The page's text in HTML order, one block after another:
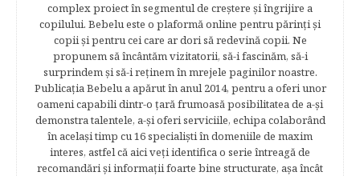
complex proiect în segmentul de creştere şi îngrijire a
copilului. Bebelu este o plaformă online pentru părinţi şi
copii şi pentru cei care ar dori să redevină copii. Ne
propunem să încântăm vizitatorii, să-i fascinăm, să-i
surprindem şi să-i reţinem în mrejele paginilor noastre.​
Publicația Bebelu a apărut în anul 2014, pentru a oferi unor
oameni capabili dintr-o ţară frumoasă posibilitatea de a-şi
demonstra talentele, a-şi oferi serviciile, echipa colaborând
în acelaşi timp cu 16 specialişti în domeniile de maxim
interes, astfel că aici veţi identifica o serie întreagă de
recomandări şi informaţii foarte bine structurate, aşa încât